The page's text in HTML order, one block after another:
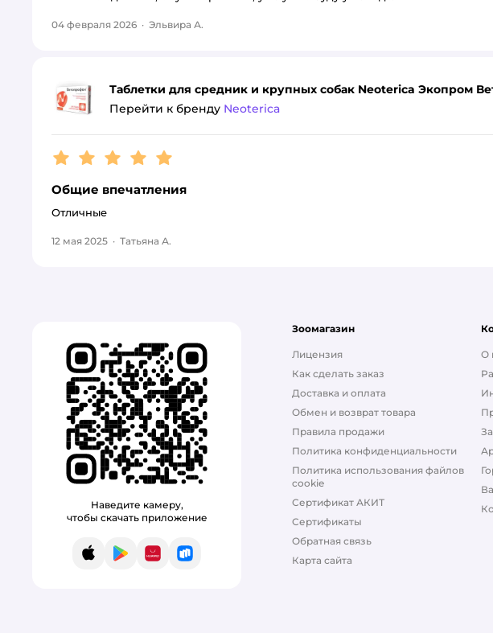
04 февраля 2026 · Эльвира А.
Таблетки для средник и крупных собак Neoterica Экопром
Перейти к бренду Neoterica
Рейтинг:5
Общие впечатления
Отличные
12 мая 2025 · Татьяна А.
Наведите камеру,
чтобы скачать приложение
App StoreGoogle Play
AppGallery
RuStore
Зоомагазин
Лицензия
Как сделать заказ
Доставка и оплата
Обмен и возврат товара
Правила продажи
Политика конфиденциальности
Политика использования файлов
cookie
Сертификат АКИТ
Сертификаты
Обратная связь
Карта сайта
О